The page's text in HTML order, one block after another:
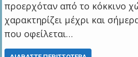
προερχόταν από το κόκκινο
χαρακτηρίζει μέχρι και
που οφείλεται…